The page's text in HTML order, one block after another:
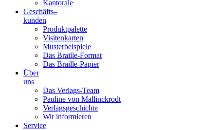
Kantorale
Geschäfts­–
kunden
Produktpalette
Visitenkarten
Musterbeispiele
Das Braille-Format
Das Braille-Papier
Über
uns
Das Verlags-Team
Pauline von Mallinckrodt
Verlagsgeschichte
Wir informieren
Service